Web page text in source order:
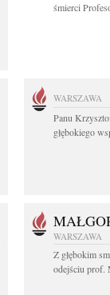
śmierci
WARSZAWA
Panu
głębokiego
WARSZAWA
Z głębokim
odejściu prof.